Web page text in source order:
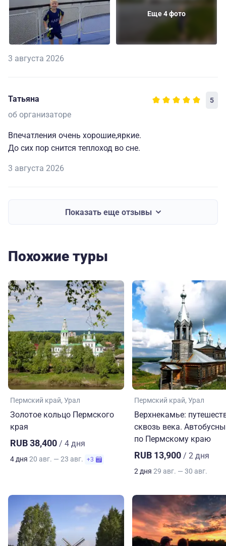
Еще 4 фото
3 августа 2026
Татьяна 5
об организаторе
Впечатления очень хорошие,яркие.
До сих пор снится теплоход во сне.
3 августа 2026
Показать еще отзывы
Похожие туры
Пермский край Урал
Золотое кольцо Пермского
края
RUB 38,400 / 4 дня
4 дня 20 авг. — 23 авг. +3
Пермский край Урал
Верхнекамье:
сквозь века.
по Пермскому краю
RUB 13,900 / 2 дня
2 дня 29 авг. — 30 авг.